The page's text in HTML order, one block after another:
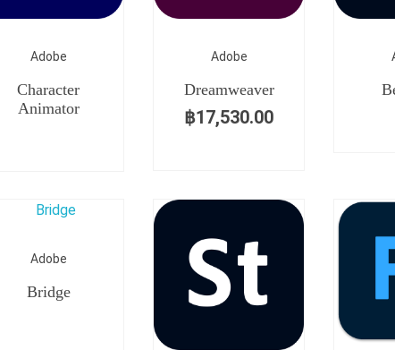
Adobe
Character
Animator
Adobe
Dreamweaver
฿17,530.00
Adobe
Bridge